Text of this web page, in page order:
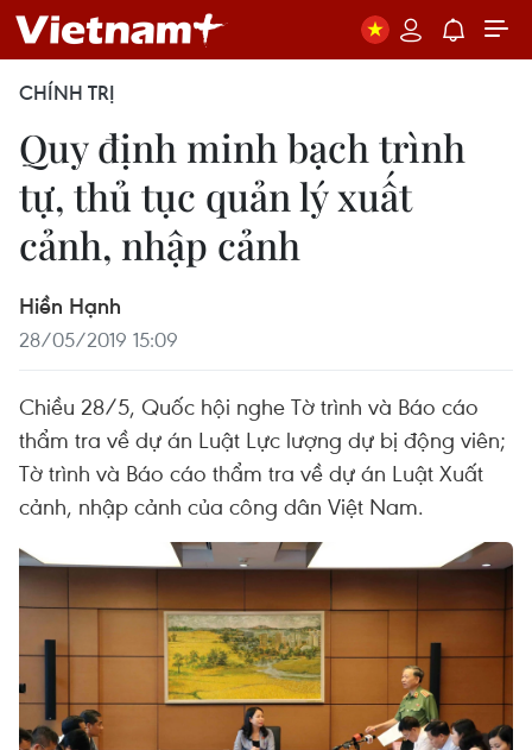
CHÍNH TRỊ
Quy định minh bạch trình
tự, thủ tục quản lý xuất
cảnh, nhập cảnh
Hiền Hạnh
28/05/2019 15:09
Chiều 28/5, Quốc hội nghe Tờ trình và Báo cáo
thẩm tra về dự án Luật Lực lượng dự bị động viên;
Tờ trình và Báo cáo thẩm tra về dự án Luật Xuất
cảnh, nhập cảnh của công dân Việt Nam.